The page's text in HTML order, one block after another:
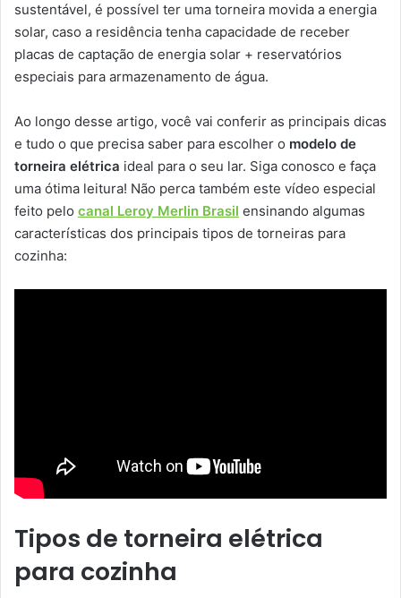
sustentável, é possível ter uma torneira movida a energia
solar, caso a residência tenha capacidade de receber
placas de captação de energia solar + reservatórios
especiais para armazenamento de água.
Ao longo desse artigo, você vai conferir as principais dicas
e tudo o que precisa saber para escolher o modelo de
torneira elétrica ideal para o seu lar. Siga conosco e faça
uma ótima leitura! Não perca também este vídeo especial
feito pelo canal Leroy Merlin Brasil ensinando algumas
características dos principais tipos de torneiras para
cozinha:
Tipos de torneira elétrica
para cozinha